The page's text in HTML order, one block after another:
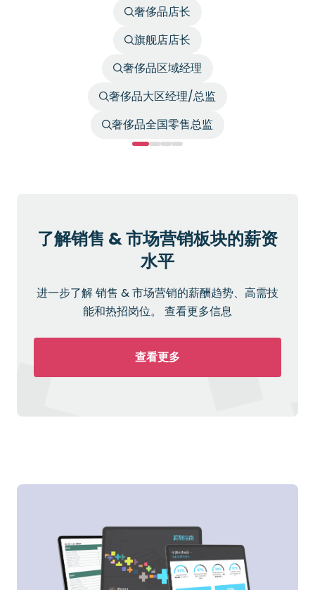
奢侈品店长
旗舰店店长
奢侈品区域经理
奢侈品大区经理/总监
奢侈品全国零售总监
了解销售 & 市场营销板块的薪资
水平
进一步了解 销售 & 市场营销的薪酬趋势、高需技
能和热招岗位。 查看更多信息
查看更多